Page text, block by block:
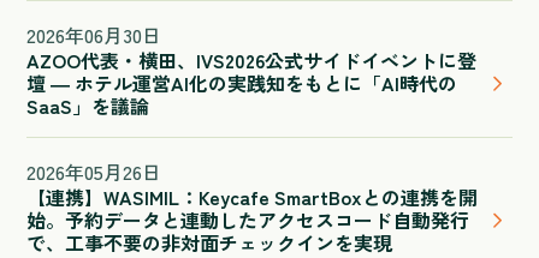
2026年06月30日
AZOO代表・横田、IVS2026公式サイドイベントに登
壇 ― ホテル運営AI化の実践知をもとに「AI時代の
SaaS」を議論
2026年05月26日
【連携】WASIMIL：Keycafe SmartBoxとの連携を開
始。予約データと連動したアクセスコード自動発行
で、工事不要の非対面チェックインを実現